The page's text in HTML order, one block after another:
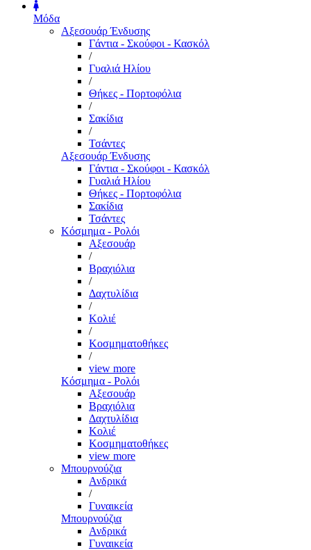
Μόδα
Αξεσουάρ Ένδυσης
Γάντια - Σκούφοι - Κασκόλ
/
Γυαλιά Ηλίου
/
Θήκες - Πορτοφόλια
/
Σακίδια
/
Τσάντες
Αξεσουάρ Ένδυσης
Γάντια - Σκούφοι - Κασκόλ
Γυαλιά Ηλίου
Θήκες - Πορτοφόλια
Σακίδια
Τσάντες
Κόσμημα - Ρολόι
Αξεσουάρ
/
Βραχιόλια
/
Δαχτυλίδια
/
Κολιέ
/
Κοσμηματοθήκες
/
view more
Κόσμημα - Ρολόι
Αξεσουάρ
Βραχιόλια
Δαχτυλίδια
Κολιέ
Κοσμηματοθήκες
view more
Μπουρνούζια
Ανδρικά
/
Γυναικεία
Μπουρνούζια
Ανδρικά
Γυναικεία